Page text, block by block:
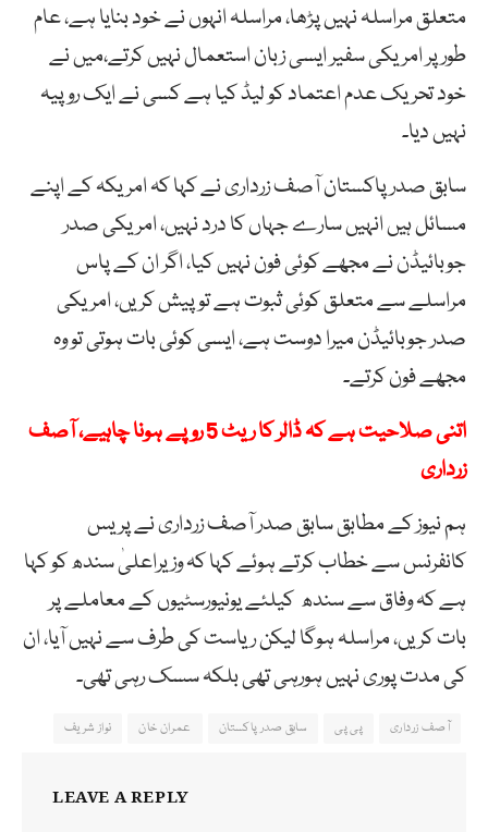
متعلق مراسلہ نہیں پڑھا، مراسلہ انہوں نے خود بنایا ہے، عام
طور پر امریکی سفیر ایسی زبان استعمال نہیں کرتے،میں نے
خود تحریک عدم اعتماد کو لیڈ کیا ہے کسی نے ایک روپیہ
نہیں دیا۔
سابق صدر پاکستان آصف زرداری نے کہا کہ امریکہ کے اپنے
مسائل ہیں انہیں سارے جہاں کا درد نہیں، امریکی صدر
جوبائیڈن نے مجھے کوئی فون نہیں کیا، اگر ان کے پاس
مراسلے سے متعلق کوئی ثبوت ہے تو پیش کریں، امریکی
صدر جوبائیڈن میرا دوست ہے، ایسی کوئی بات ہوتی تو وہ
مجھے فون کرتے۔
اتنی صلاحیت ہے کہ ڈالر کا ریٹ 5 روپے ہونا چاہیے، آصف
زرداری
ہم نیوز کے مطابق سابق صدر آصف زرداری نے پریس
کانفرنس سے خطاب کرتے ہوئے کہا کہ وزیراعلیٰ سندھ کو کہا
ہے کہ وفاق سے سندھ کیلئے یونیورسٹیوں کے معاملے پر
بات کریں، مراسلہ ہوگا لیکن ریاست کی طرف سے نہیں آیا، ان
کی مدت پوری نہیں ہورہی تھی بلکہ سسک رہی تھی۔
آصف زرداری پی پی سابق صدر پاکستان عمران خان نواز شریف
LEAVE A REPLY